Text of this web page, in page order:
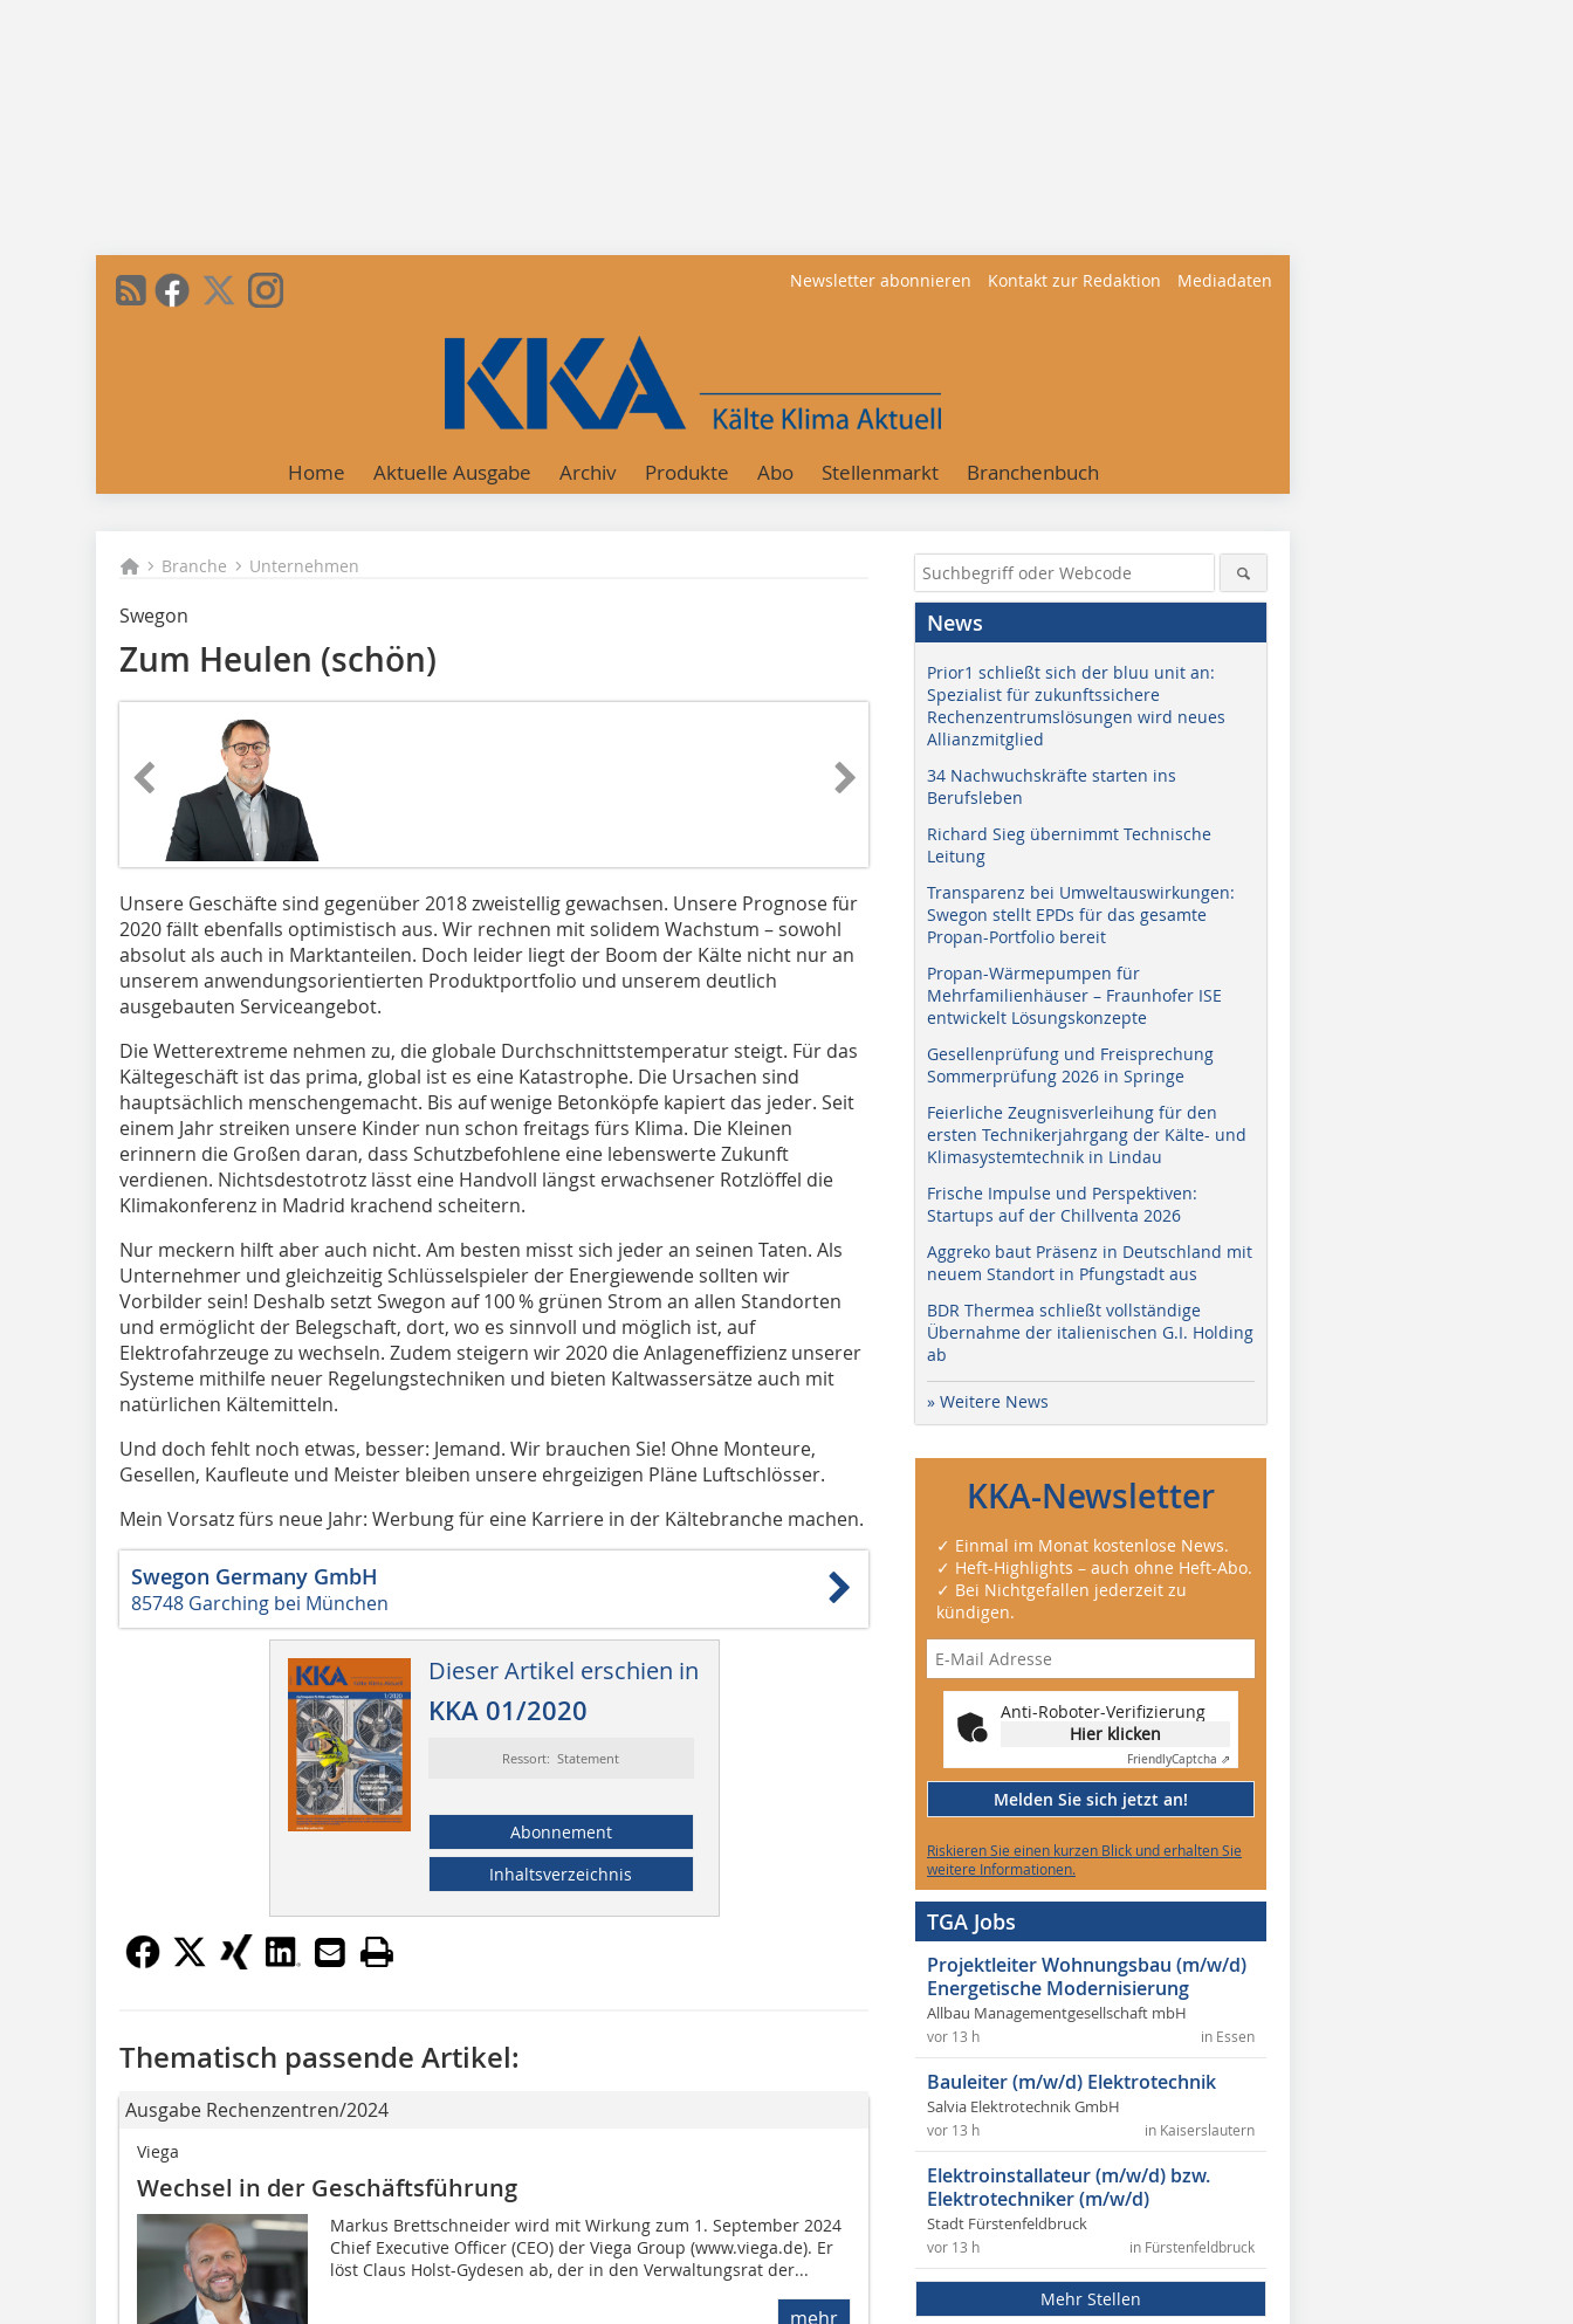
Newsletter abonnieren Kontakt zur Redaktion Mediadaten
Home Aktuelle Ausgabe Archiv Produkte Abo Stellenmarkt Branchenbuch
Branche Unternehmen
Swegon
Zum Heulen (schön)
Unsere Geschäfte sind gegenüber 2018 zweistellig gewachsen. Unsere Prognose für
2020 fällt ebenfalls optimistisch aus. Wir rechnen mit solidem Wachstum – sowohl
absolut als auch in Marktanteilen. Doch leider liegt der Boom der Kälte nicht nur an
unserem anwendungs­orientierten Produktportfolio und unserem deutlich
ausgebauten Serviceangebot.
Die Wetterextreme nehmen zu, die globale Durchschnittstemperatur steigt. Für das
Kältegeschäft ist das prima, global ist es eine Katastrophe. Die Ursachen sind
hauptsächlich menschengemacht. Bis auf wenige Betonköpfe kapiert das jeder. Seit
einem Jahr streiken unsere Kinder nun schon freitags fürs Klima. Die Kleinen
erinnern die Großen daran, dass Schutzbefohlene eine lebenswerte Zukunft
verdienen. Nichtsdestotrotz lässt eine Handvoll längst erwachsener Rotzlöffel die
Klimakonferenz in Madrid krachend scheitern.
Nur meckern hilft aber auch nicht. Am besten misst sich jeder an seinen Taten. Als
Unternehmer und gleichzeitig Schlüsselspieler der Energiewende sollten wir
Vorbilder sein! Deshalb setzt Swegon auf 100 % grünen Strom an allen Standorten
und ermöglicht der Belegschaft, dort, wo es sinnvoll und möglich ist, auf
Elektrofahrzeuge zu wechseln. Zudem steigern wir 2020 die Anlageneffizienz unserer
Systeme mithilfe neuer Regelungstechniken und bieten Kaltwassersätze auch mit
natürlichen Kältemitteln.
Und doch fehlt noch etwas, besser: Jemand. Wir brauchen Sie! Ohne Monteure,
Gesellen, Kaufleute und Meister bleiben unsere ehrgeizigen Pläne Luftschlösser.
Mein Vorsatz fürs neue Jahr: Werbung für eine Karriere in der Kältebranche machen.
Swegon Germany GmbH
85748 Garching bei München
Dieser Artikel erschien in
KKA 01/2020
Ressort: Statement
Abonnement
Inhaltsverzeichnis
Thematisch passende Artikel:
Ausgabe Rechenzentren/2024
Viega
Wechsel in der Geschäftsführung
Markus Brettschneider wird mit Wirkung zum 1. September 2024
Chief Executive Officer (CEO) der Viega Group (www.viega.de). Er
löst Claus Holst-Gydesen ab, der in den Verwaltungsrat der...
mehr
News
Prior1 schließt sich der bluu unit an:
Spezialist für zukunftssichere
Rechenzentrumslösungen wird neues
Allianzmitglied
34 Nachwuchskräfte starten ins
Berufsleben
Richard Sieg übernimmt Technische
Leitung
Transparenz bei Umweltauswirkungen:
Swegon stellt EPDs für das gesamte
Propan-Portfolio bereit
Propan-Wärmepumpen für
Mehrfamilienhäuser – Fraunhofer ISE
entwickelt Lösungskonzepte
Gesellenprüfung und Freisprechung
Sommerprüfung 2026 in Springe
Feierliche Zeugnisverleihung für den
ersten Technikerjahrgang der Kälte- und
Klimasystemtechnik in Lindau
Frische Impulse und Perspektiven:
Startups auf der Chillventa 2026
Aggreko baut Präsenz in Deutschland mit
neuem Standort in Pfungstadt aus
BDR Thermea schließt vollständige
Übernahme der italienischen G.I. Holding
ab
» Weitere News
KKA-Newsletter
✓ Einmal im Monat kostenlose News.
✓ Heft-Highlights – auch ohne Heft-Abo.
✓ Bei Nichtgefallen jederzeit zu
kündigen.
Anti-Roboter-Verifizierung
Hier klicken
FriendlyCaptcha ⇗
Melden Sie sich jetzt an!
Riskieren Sie einen kurzen Blick und erhalten Sie
weitere Informationen.
TGA Jobs
Projektleiter Wohnungsbau (m/w/d)
Energetische Modernisierung
Allbau Managementgesellschaft mbH
in Essen
vor 13 h
Bauleiter (m/w/d) Elektrotechnik
Salvia Elektrotechnik GmbH
in Kaiserslautern
vor 13 h
Elektroinstallateur (m/w/d) bzw.
Elektrotechniker (m/w/d)
Stadt Fürstenfeldbruck
in Fürstenfeldbruck
vor 13 h
Mehr Stellen